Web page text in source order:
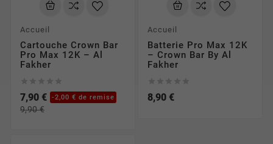
Accueil
Cartouche Crown Bar
Pro Max 12K – Al
Fakher
7,90 € -2,00 € de remise
9,90 €
Accueil
Batterie Pro Max 12K
– Crown Bar By Al
Fakher
8,90 €